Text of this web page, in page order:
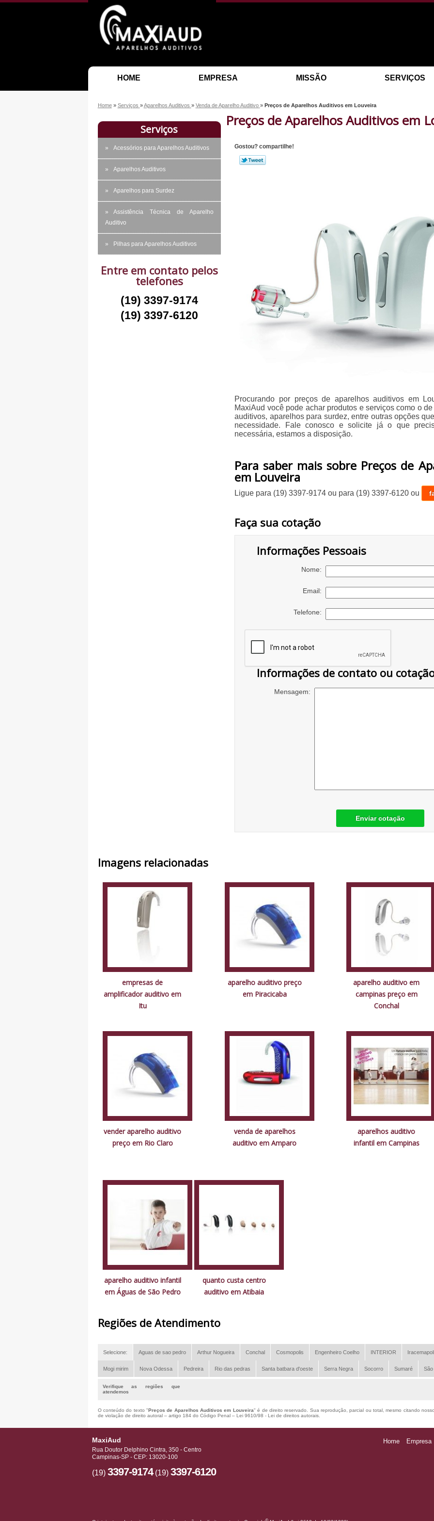
HOME EMPRESA MISSÃO SERVIÇOS
Home » Serviços »Aparelhos Auditivos » Venda de Aparelho Auditivo » Preços de Aparelhos Auditivos em Louveira
Serviços
Acessórios para Aparelhos Auditivos
Aparelhos Auditivos
Aparelhos para Surdez
Assistência Técnica de Aparelho
Auditivo
Pilhas para Aparelhos Auditivos
Entre em contato pelos
telefones
(19) 3397-9174
(19) 3397-6120
Preços de Aparelhos Auditivos em
Gostou? compartilhe!
Procurando por preços de aparelhos auditivos em
MaxiAud você pode achar produtos e serviços como o
auditivos, aparelhos para surdez, entre outras opções
necessidade. Fale conosco e solicite já o que
necessária, estamos a disposição.
Para saber mais sobre Preços de
em Louveira
Ligue para (19) 3397-9174 ou para (19) 3397-6120 ou
Faça sua cotação
Informações Pessoais
Nome:
Email:
Telefone:
Informações de contato ou
Mensagem:
Enviar cotação
Imagens relacionadas
empresas de
amplificador auditivo em
Itu
aparelho auditivo preço
em Piracicaba
aparelho auditivo em
campinas preço em
Conchal
vender aparelho auditivo
preço em Rio Claro
venda de aparelhos
auditivo em Amparo
aparelhos auditivo
infantil em Campinas
aparelho auditivo infantil
em Águas de São Pedro
quanto custa centro
auditivo em Atibaia
Regiões de Atendimento
Selecione: Aguas de sao pedro Arthur Nogueira Conchal Cosmopolis Engenheiro Coelho INTERIOR
Mogi mirim Nova Odessa Pedreira Rio das pedras Santa batbara d'oeste Serra Negra Socorro Sumaré São
Verifique as regiões que
atendemos
O conteúdo do texto "Preços de Aparelhos Auditivos em Louveira" é de direito reservado. Sua reprodução, parcial ou total, mesmo citando
de violação de direito autoral – artigo 184 do Código Penal – Lei 9610/98 - Lei de direitos autorais.
MaxiAud
Rua Doutor Delphino Cintra, 350 - Centro
Campinas-SP - CEP: 13020-100
(19) 3397-9174(19) 3397-6120
Home Empresa